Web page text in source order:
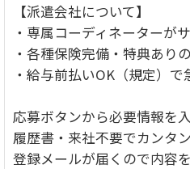
【派遣会社について】
・専属コーディネーターが
・各種保険完備・特典あり
・給与前払いOK（規定）
応募ボタンから必要情報を
履歴書・来社不要でカンタン
登録メールが届くので内容